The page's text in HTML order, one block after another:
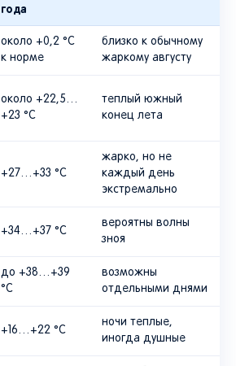
года
около +0,2 °C
к норме
близко к обычному
жаркому августу
около +22,5…
+23 °C
теплый южный
конец лета
+27…+33 °C
жарко, но не
каждый день
экстремально
+34…+37 °C
вероятны волны
зноя
до +38…+39
°C
возможны
отдельными днями
+16…+22 °C
ночи теплые,
иногда душные